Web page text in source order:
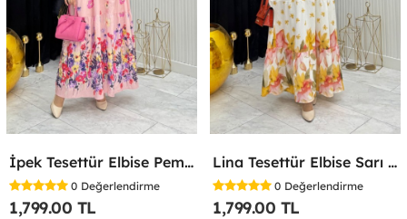
İpek Tesettür Elbise Pembe Pembe
0 Değerlendirme
1,799.00 TL
Lina Tesettür Elbise Sarı Sarı
0 Değerlendirme
1,799.00 TL